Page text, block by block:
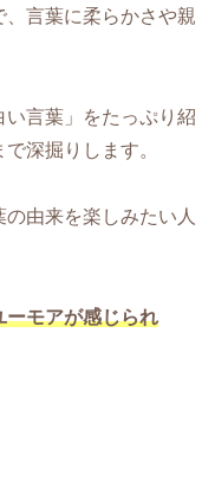
、言葉に柔らかさや親
言葉」をたっぷり紹
深掘りします。
由来を楽しみたい人
ーモアが感じられ